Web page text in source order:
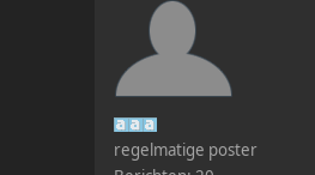
regelmatige poster